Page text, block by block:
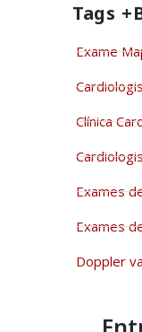
Tags
Exame
Clínica
Exames
Exames
Doppler